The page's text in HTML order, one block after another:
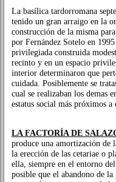
La basílica tardorromana
tenido un gran arraigo en la
construcción de la misma
por Fernández Sotelo en
privilegiada construida
recinto y en un espacio
interior determinaron que
cuidada. Posiblemente se
cual se realizaban los demas
estatus social más próximos a
LA FACTORÍA DE
produce una amortización de
la erección de las cetariae o
ella, siempre en el entorno
posible que el abandono de